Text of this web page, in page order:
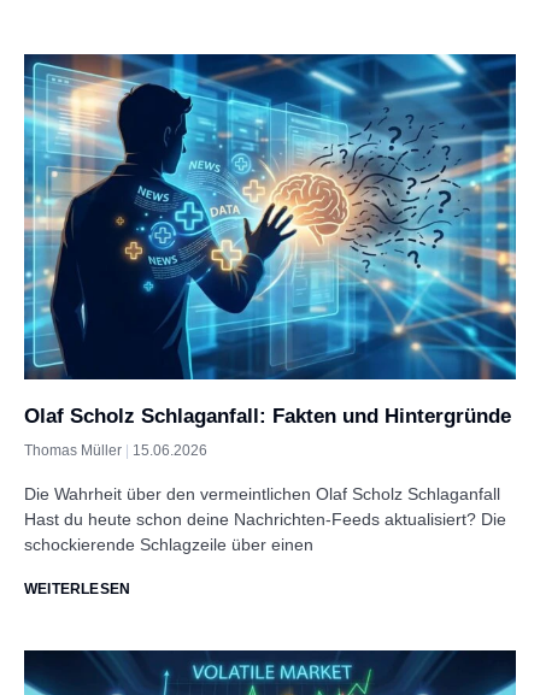
Olaf Scholz Schlaganfall: Fakten und Hintergründe
Thomas Müller 15.06.2026
Die Wahrheit über den vermeintlichen Olaf Scholz Schlaganfall
Hast du heute schon deine Nachrichten-Feeds aktualisiert? Die
schockierende Schlagzeile über einen
WEITERLESEN